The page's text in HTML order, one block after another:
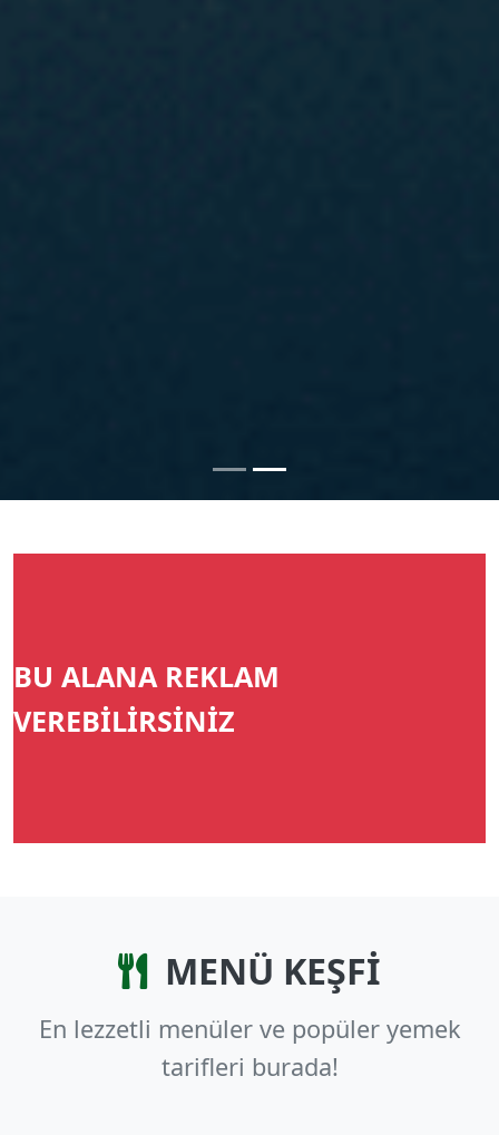
BU ALANA REKLAM
VEREBİLİRSİNİZ
MENÜ KEŞFİ
En lezzetli menüler ve popüler yemek
tarifleri burada!